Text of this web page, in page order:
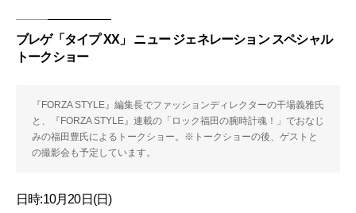
ブレゲ「タイプ XX」 ニュー ジェネレーション スペシャル
トークショー
『FORZA STYLE』編集長でファッションディレクターの干場義雅氏
と、『FORZA STYLE』連載の「ロック福田の腕時計魂！」でおなじ
みの福田豊氏によるトークショー。※トークショーの後、ゲストと
の撮影会も予定しています。
日時:10月20日(日)